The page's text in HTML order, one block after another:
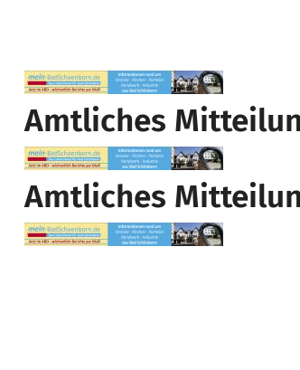
Amtliches
Amtliches